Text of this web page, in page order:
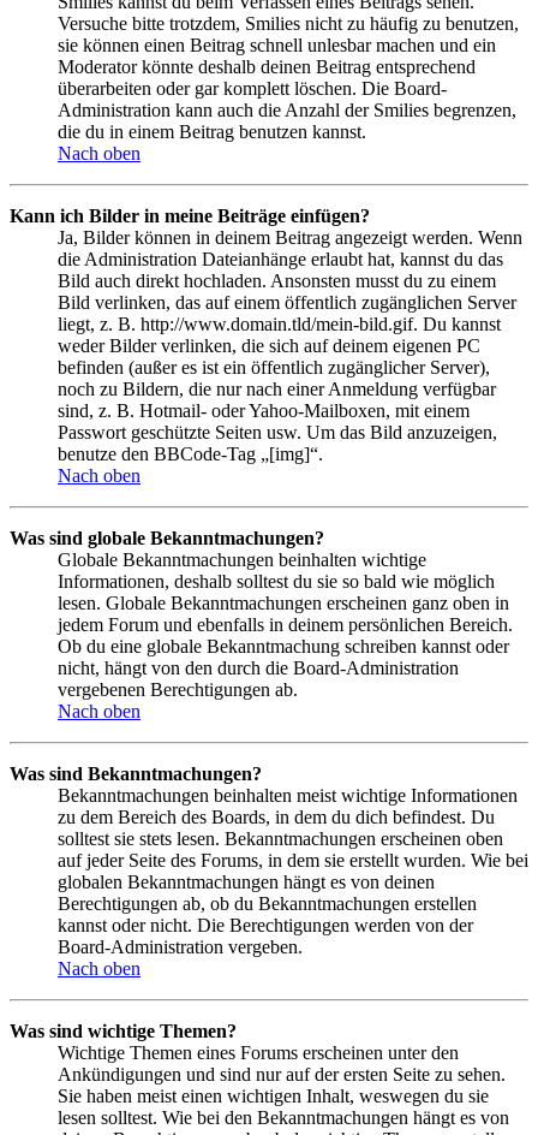
Versuche bitte trotzdem, Smilies nicht zu häufig zu benutzen,
sie können einen Beitrag schnell unlesbar machen und ein
Moderator könnte deshalb deinen Beitrag entsprechend
überarbeiten oder gar komplett löschen. Die Board-
Administration kann auch die Anzahl der Smilies begrenzen,
die du in einem Beitrag benutzen kannst.
Nach oben
Kann ich Bilder in meine Beiträge einfügen?
Ja, Bilder können in deinem Beitrag angezeigt werden. Wenn
die Administration Dateianhänge erlaubt hat, kannst du das
Bild auch direkt hochladen. Ansonsten musst du zu einem
Bild verlinken, das auf einem öffentlich zugänglichen Server
liegt, z. B. http://www.domain.tld/mein-bild.gif. Du kannst
weder Bilder verlinken, die sich auf deinem eigenen PC
befinden (außer es ist ein öffentlich zugänglicher Server),
noch zu Bildern, die nur nach einer Anmeldung verfügbar
sind, z. B. Hotmail- oder Yahoo-Mailboxen, mit einem
Passwort geschützte Seiten usw. Um das Bild anzuzeigen,
benutze den BBCode-Tag „[img]“.
Nach oben
Was sind globale Bekanntmachungen?
Globale Bekanntmachungen beinhalten wichtige
Informationen, deshalb solltest du sie so bald wie möglich
lesen. Globale Bekanntmachungen erscheinen ganz oben in
jedem Forum und ebenfalls in deinem persönlichen Bereich.
Ob du eine globale Bekanntmachung schreiben kannst oder
nicht, hängt von den durch die Board-Administration
vergebenen Berechtigungen ab.
Nach oben
Was sind Bekanntmachungen?
Bekanntmachungen beinhalten meist wichtige Informationen
zu dem Bereich des Boards, in dem du dich befindest. Du
solltest sie stets lesen. Bekanntmachungen erscheinen oben
auf jeder Seite des Forums, in dem sie erstellt wurden. Wie bei
globalen Bekanntmachungen hängt es von deinen
Berechtigungen ab, ob du Bekanntmachungen erstellen
kannst oder nicht. Die Berechtigungen werden von der
Board-Administration vergeben.
Nach oben
Was sind wichtige Themen?
Wichtige Themen eines Forums erscheinen unter den
Ankündigungen und sind nur auf der ersten Seite zu sehen.
Sie haben meist einen wichtigen Inhalt, weswegen du sie
lesen solltest. Wie bei den Bekanntmachungen hängt es von